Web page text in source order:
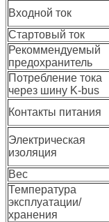
Входной ток
Стартовый ток
Рекоммендуемый
предохранитель
Потребление тока
через шину K-bus
Контакты питания
Электрическая
изоляция
Вес
Температура
эксплуатации/
хранения